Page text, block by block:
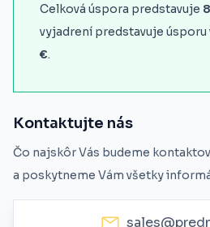
Celková úspora predstavuje
vyjadrení predstavuje úsporu
€.
Kontaktujte nás
Čo najskôr Vás budeme
a poskytneme Vám všetky